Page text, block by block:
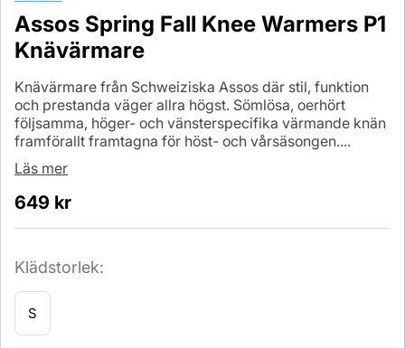
Assos Spring Fall Knee Warmers P1
Knävärmare
Knävärmare från Schweiziska Assos där stil, funktion
och prestanda väger allra högst. Sömlösa, oerhört
följsamma, höger- och vänsterspecifika värmande knän
framförallt framtagna för höst- och vårsäsongen....
Läs mer
649 kr
Klädstorlek:
S